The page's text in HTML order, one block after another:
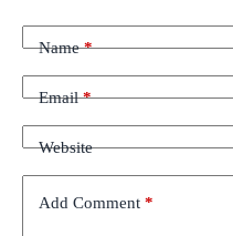
Name*
Email*
Website
Add Comment *